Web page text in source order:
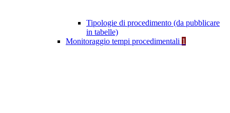
Tipologie di procedimento (da pubblicare
in tabelle)
Monitoraggio tempi procedimentali 1